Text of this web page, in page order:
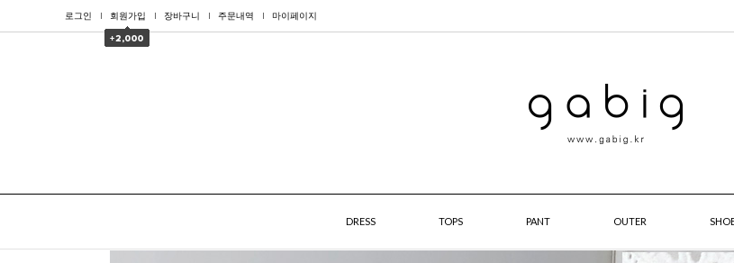
로그인 회원가입 장바구니 주문내역 마이페이지
DRESS TOPS PANT OUTER